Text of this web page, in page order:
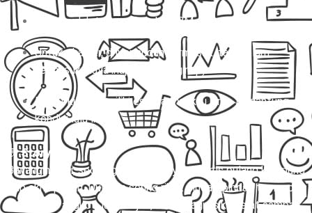
Biaya sudah termasuk tol & BBM.
Untuk charter, driver sudah termasuk, tapi belum
termasuk biaya inap (jika menginap).
Paket kilat memiliki estimasi waktu kirim tergantung
kondisi lalu lintas.
💬Story:
Bayangin Rani, seorang mahasiswi yang harus pulang kampung
tiap akhir pekan. Dulu dia sering ribet pindah-pindah transport,
dari bus ke angkot, lanjut ojek, belum lagi risiko telat sampai